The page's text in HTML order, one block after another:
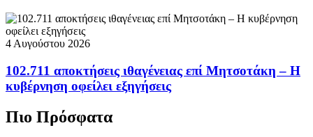
4 Αυγούστου 2026
102.711 αποκτήσεις ιθαγένειας επί Μητσοτάκη – Η
κυβέρνηση οφείλει εξηγήσεις
Πιο Πρόσφατα